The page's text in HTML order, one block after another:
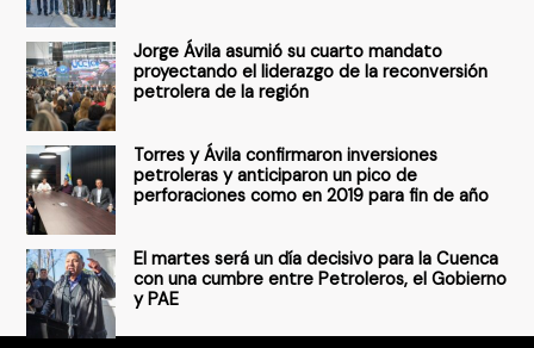
r
:
Jorge Ávila asumió su cuarto mandato
proyectando el liderazgo de la reconversión
petrolera de la región
Torres y Ávila confirmaron inversiones
petroleras y anticiparon un pico de
perforaciones como en 2019 para fin de año
El martes será un día decisivo para la Cuenca
con una cumbre entre Petroleros, el Gobierno
y PAE